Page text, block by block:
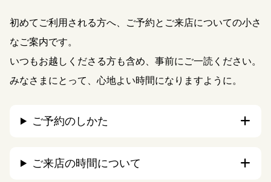
初めてご利用される方へ、ご予約とご来店についての小さ
なご案内です。
いつもお越しくださる方も含め、事前にご一読ください。
みなさまにとって、心地よい時間になりますように。
ご予約のしかた
ご来店の時間について